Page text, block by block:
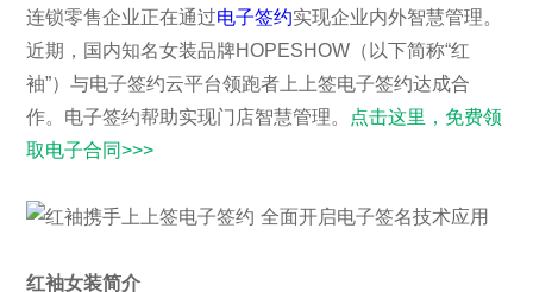
连锁零售企业正在通过电子签约实现企业内外智慧管理。
近期，国内知名女装品牌HOPESHOW（以下简称“红
袖”）与电子签约云平台领跑者上上签电子签约达成合
作。电子签约帮助实现门店智慧管理。 点击这里，免费领
取电子合同>>>
红袖女装简介